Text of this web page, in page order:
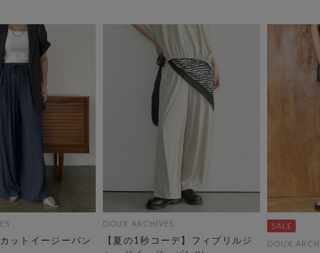
ットイージーパン
DOUX ARCHIVES
【夏の1秒コーデ】フィブリルジ
DOUX